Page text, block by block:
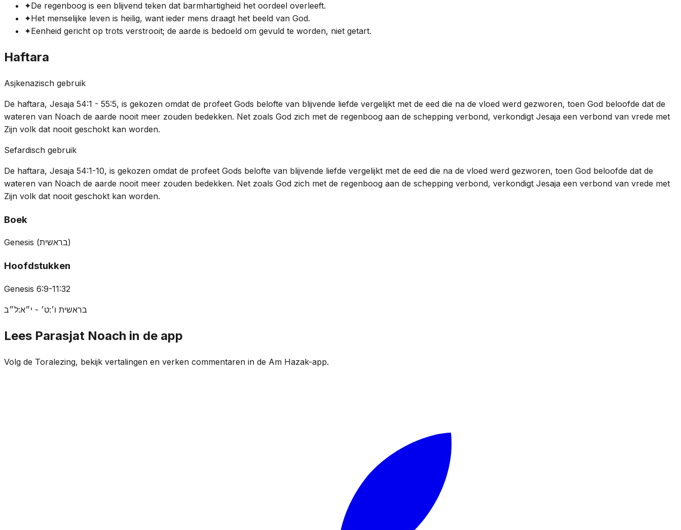
✦De regenboog is een blijvend teken dat barmhartigheid het oordeel overleeft.
✦Het menselijke leven is heilig, want ieder mens draagt het beeld van God.
✦Eenheid gericht op trots verstrooit; de aarde is bedoeld om gevuld te worden, niet getart.
Haftara
Asjkenazisch gebruik
De haftara, Jesaja 54:1 - 55:5, is gekozen omdat de profeet Gods belofte van blijvende liefde vergelijkt met de eed die na de vloed werd gezworen, toen God beloofde dat de
wateren van Noach de aarde nooit meer zouden bedekken. Net zoals God zich met de regenboog aan de schepping verbond, verkondigt Jesaja een verbond van vrede met
Zijn volk dat nooit geschokt kan worden.
Sefardisch gebruik
De haftara, Jesaja 54:1-10, is gekozen omdat de profeet Gods belofte van blijvende liefde vergelijkt met de eed die na de vloed werd gezworen, toen God beloofde dat de
wateren van Noach de aarde nooit meer zouden bedekken. Net zoals God zich met de regenboog aan de schepping verbond, verkondigt Jesaja een verbond van vrede met
Zijn volk dat nooit geschokt kan worden.
Boek
Genesis (בראשית)
Hoofdstukken
Genesis 6:9-11:32
בראשית ו׳:ט׳ - י״א:ל״ב
Lees Parasjat Noach in de app
Volg de Toralezing, bekijk vertalingen en verken commentaren in de Am Hazak-app.